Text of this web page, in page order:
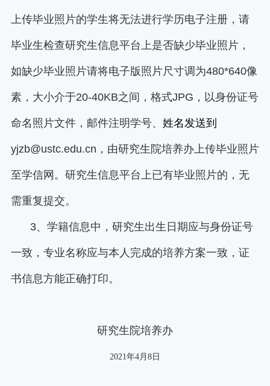
上传毕业照片的学生将无法进行学历电子注册，请
毕业生检查研究生信息平台上是否缺少毕业照片，
如缺少毕业照片请将电子版照片尺寸调为480*640像
素，大小介于20-40KB之间，格式JPG ，以身份证号
命名照片文件，邮件注明学号、 姓名发送到
yjzb@ustc.edu.cn ，由研究生院培养办上传毕业照片
至学信网。研究生信息平台上已有毕业照片的，无
需重复提交。
3、学籍信息中，研究生出生日期应与身份证号
一致，专业名称应与本人完成的培养方案一致，证
书信息方能正确打印。
研究生院培养办
2021 年4 月 8 日